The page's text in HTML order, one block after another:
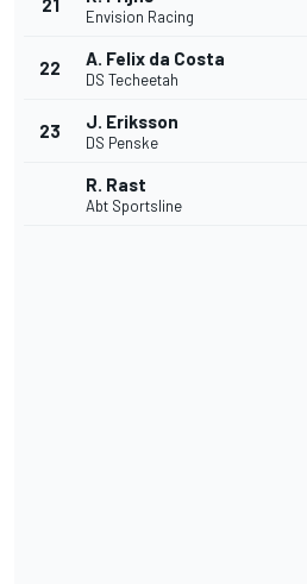
21
Envision Racing
22 A. Felix da Costa
DS Techeetah
23 J. Eriksson
DS Penske
R. Rast
Abt Sportsline